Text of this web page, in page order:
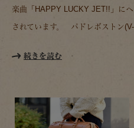
楽曲「HAPPY LUCKY JET!!」に
されています。 パドレボストン
続きを読む